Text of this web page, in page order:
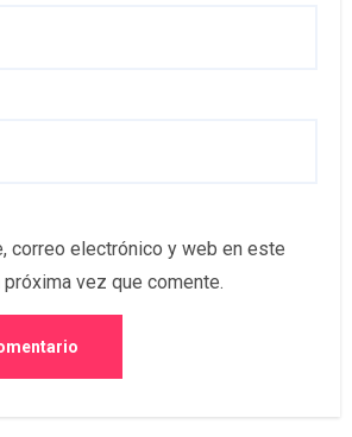
correo electrónico y web en este
vez que comente.